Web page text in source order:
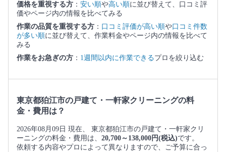
価格を重視する方 ： 安い順や高い順に並び替えて、口コミ評
価やページ内の情報を比べてみる
作業の品質を重視する方 ： 口コミ評価が高い順や口コミ件数
が多い順に並び替えて、作業料金やページ内の情報を比べて
みる
作業をお急ぎの方 ： 1週間以内に作業できるプロを絞り込む
東京都狛江市の戸建て・一軒家クリーニングの料
金・費用は？
2026年08月09日 現在、 東京都狛江市の戸建て・一軒家クリ
ーニングの料金・費用は、 20,700～138,000円(税込)です。
依頼する内容やプロによって異なりますので、ご予算に合っ